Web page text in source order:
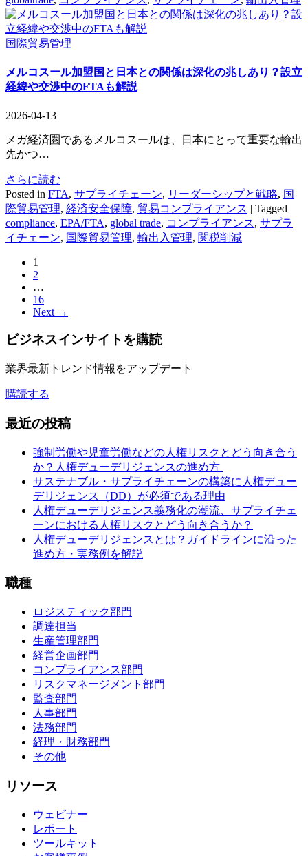
国際貿易管理
メルコスール加盟国と日本との関係は深化の兆しあり？設立
経緯や交渉中のFTAも解説
2026-04-13
メガ経済圏であるメルコスールは、日本にとって重要な輸出
先かつ…
さらに読む
Posted in FTA, サプライチェーン, リーダーシップと戦略, 国
際貿易管理, 経済安全保障, 貿易コンプライアンス | Tagged
compliance, EPA/FTA, global trade, コンプライアンス, サプラ
イチェーン, 国際貿易管理, 輸出入管理, 関税削減
1
2
…
16
Next →
ビジネスインサイト を購読
業界最新トレンド情報をアップデート
購読する
最近の投稿
強制労働や児童労働などの人権リスクとどう向き合う
か？人権デューデリジェンスの進め方
サステナブル・サプライチェーンの構築に人権デュー
デリジェンス（DD）が必須である理由
人権デューデリジェンス義務化の潮流、サプライチェ
ーンにおける人権リスクとどう向き合うか？
人権デューデリジェンスとは？ガイドラインに沿った
進め方・実務例を解説
職種
ロジスティック部門
調達担当
生産管理部門
経営企画部門
コンプライアンス部門
リスクマネージメント部門
監査部門
人事部門
法務部門
経理・財務部門
その他
リソース
ウェビナー
レポート
ツールキット